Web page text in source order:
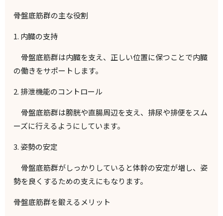
骨盤底筋群の主な役割
1. 内臓の支持
骨盤底筋群は内臓を支え、正しい位置に保つことで内臓
の働きをサポートします。
2. 排泄機能のコントロール
骨盤底筋群は膀胱や直腸周辺を支え、排尿や排便をスム
ーズに行えるようにしています。
3. 姿勢の安定
骨盤底筋群がしっかりしていると体幹の安定が増し、姿
勢を良くするための支えにもなります。
骨盤底筋群を鍛えるメリット